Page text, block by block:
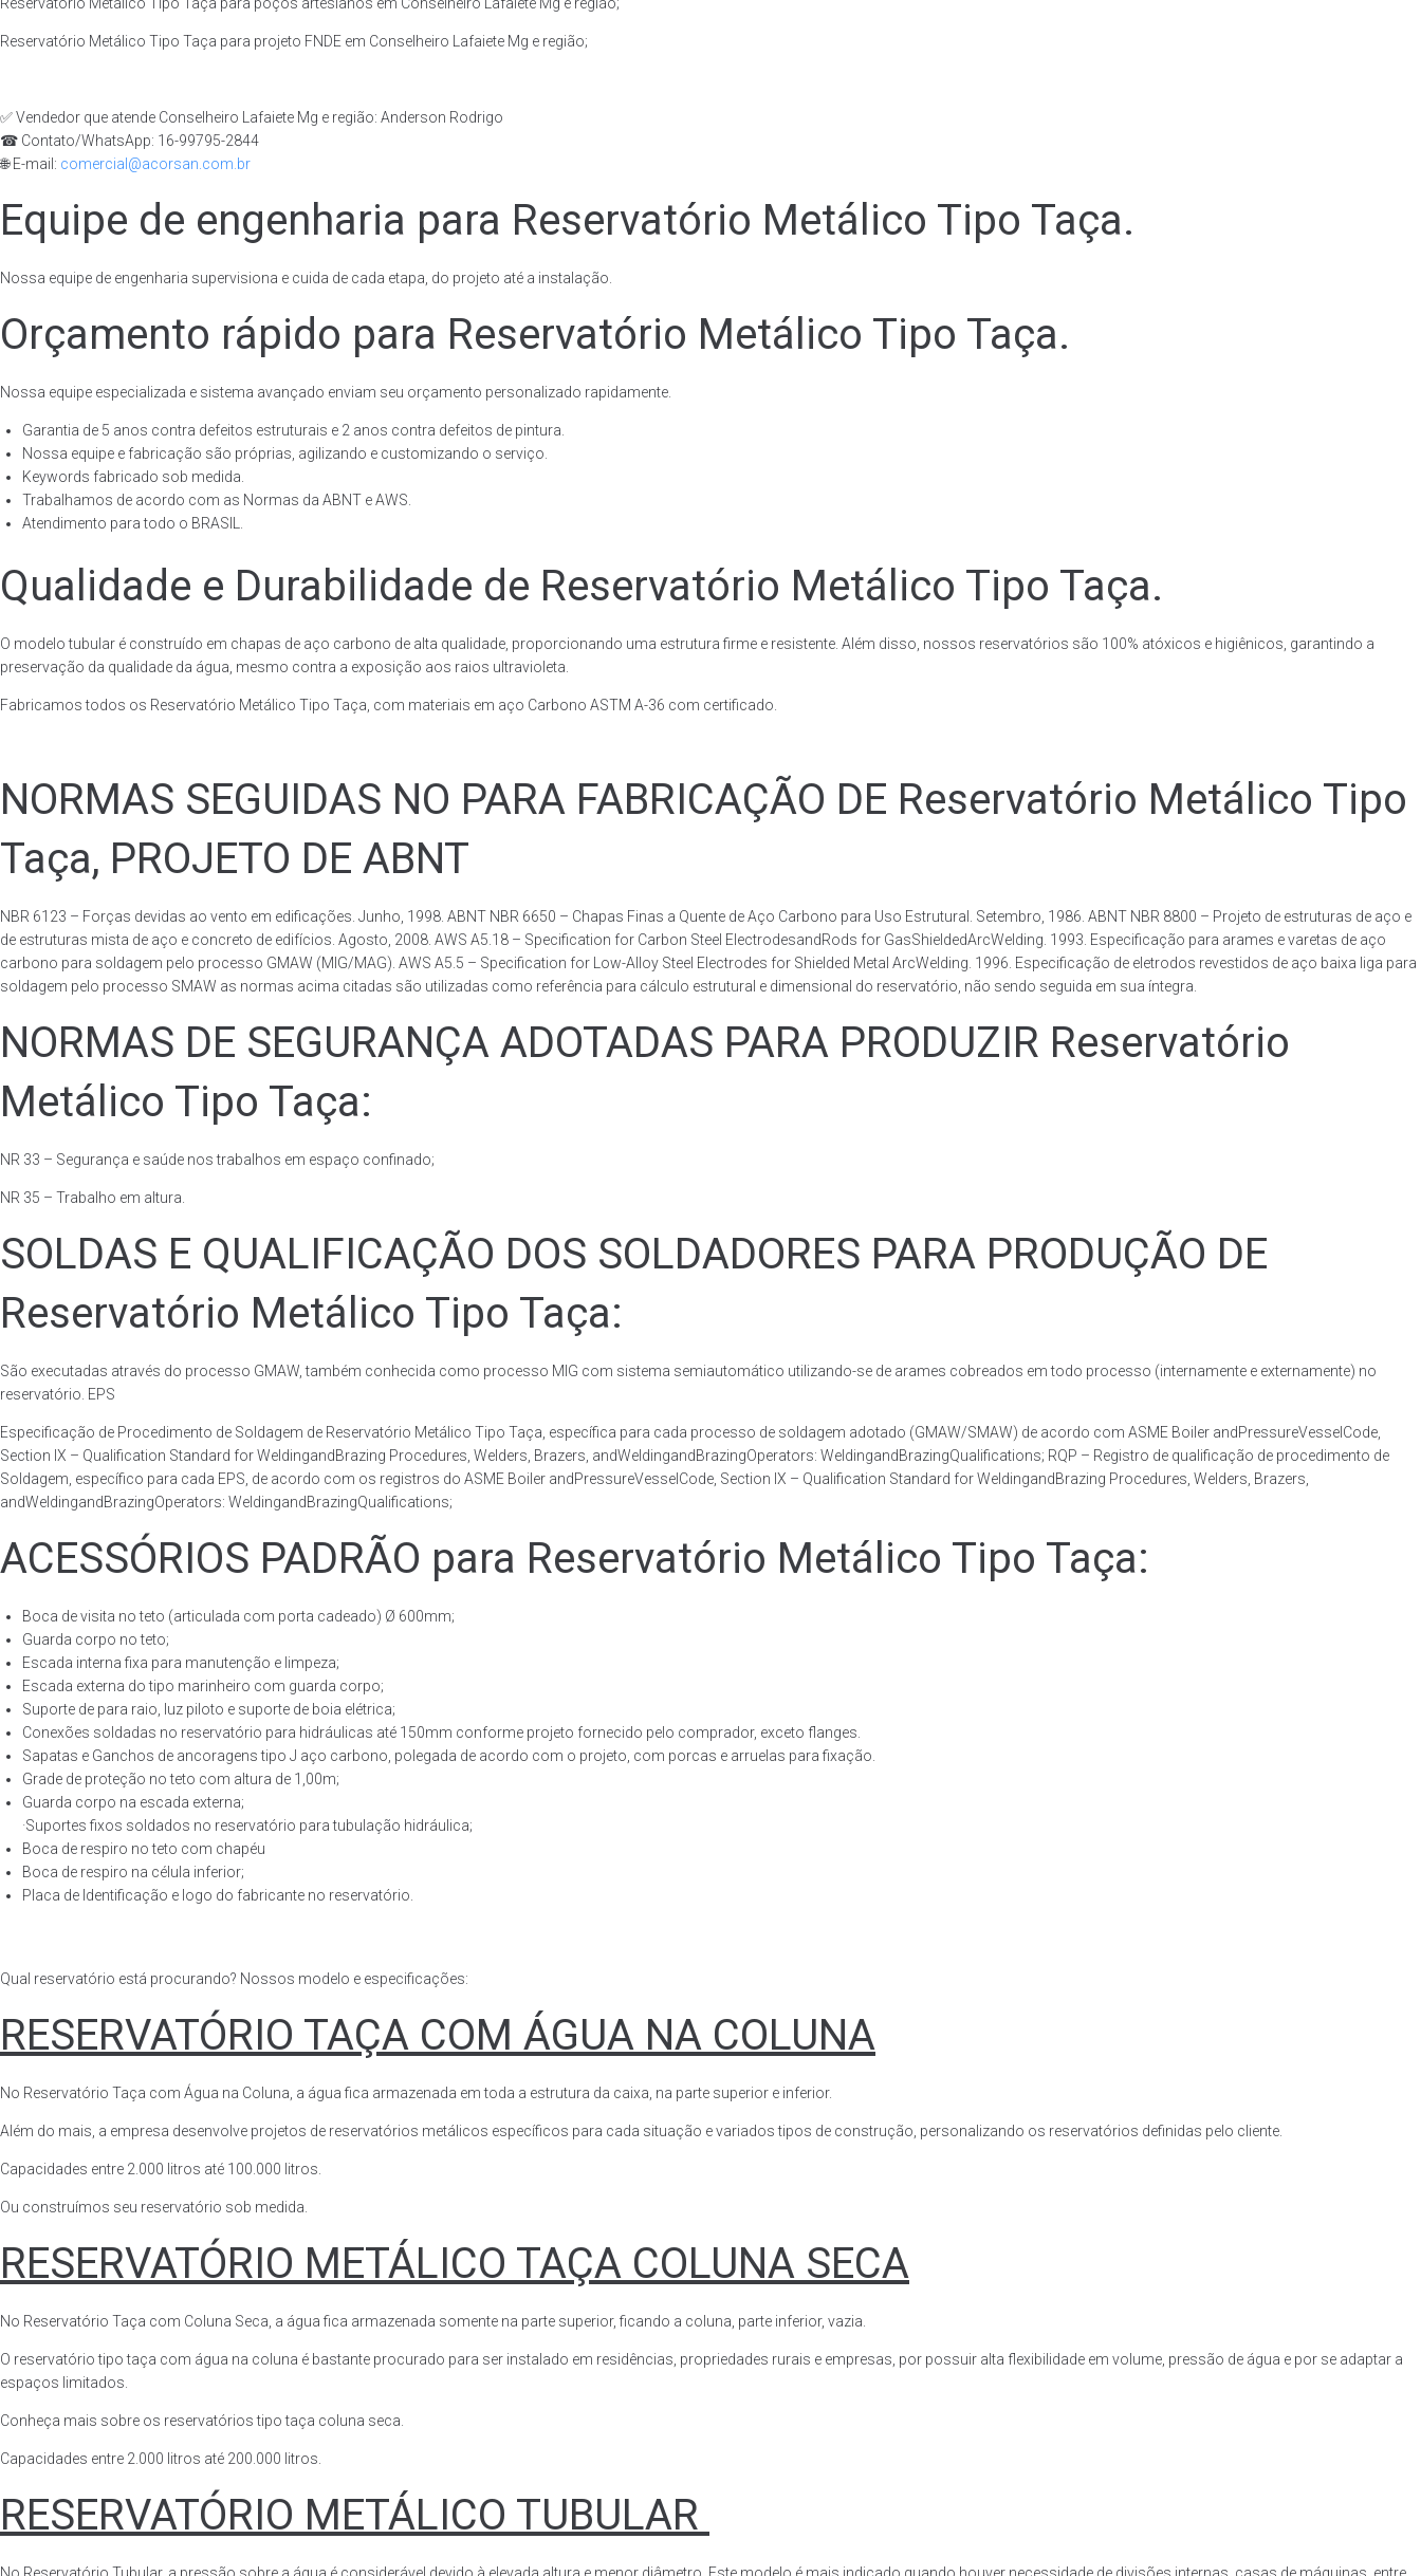
Reservatório Metálico Tipo Taça para projeto FNDE em Conselheiro Lafaiete Mg e região;
✅ Vendedor que atende Conselheiro Lafaiete Mg e região: Anderson Rodrigo
☎ Contato/WhatsApp: 16-99795-2844
🌐 E-mail: comercial@acorsan.com.br
Equipe de engenharia para Reservatório Metálico Tipo Taça.
Nossa equipe de engenharia supervisiona e cuida de cada etapa, do projeto até a instalação.
Orçamento rápido para Reservatório Metálico Tipo Taça.
Nossa equipe especializada e sistema avançado enviam seu orçamento personalizado rapidamente.
Garantia de 5 anos contra defeitos estruturais e 2 anos contra defeitos de pintura.
Nossa equipe e fabricação são próprias, agilizando e customizando o serviço.
Keywords fabricado sob medida.
Trabalhamos de acordo com as Normas da ABNT e AWS.
Atendimento para todo o BRASIL.
Qualidade e Durabilidade de Reservatório Metálico Tipo Taça.
O modelo tubular é construído em chapas de aço carbono de alta qualidade, proporcionando uma estrutura firme e resistente. Além disso, nossos reservatórios são 100% atóxicos e higiênicos, garantindo a
preservação da qualidade da água, mesmo contra a exposição aos raios ultravioleta.
Fabricamos todos os Reservatório Metálico Tipo Taça, com materiais em aço Carbono ASTM A-36 com certificado.
NORMAS SEGUIDAS NO PARA FABRICAÇÃO DE Reservatório Metálico Tipo
Taça, PROJETO DE ABNT
NBR 6123 – Forças devidas ao vento em edificações. Junho, 1998. ABNT NBR 6650 – Chapas Finas a Quente de Aço Carbono para Uso Estrutural. Setembro, 1986. ABNT NBR 8800 – Projeto de estruturas de aço e
de estruturas mista de aço e concreto de edifícios. Agosto, 2008. AWS A5.18 – Specification for Carbon Steel ElectrodesandRods for GasShieldedArcWelding. 1993. Especificação para arames e varetas de aço
carbono para soldagem pelo processo GMAW (MIG/MAG). AWS A5.5 – Specification for Low-Alloy Steel Electrodes for Shielded Metal ArcWelding. 1996. Especificação de eletrodos revestidos de aço baixa liga para
soldagem pelo processo SMAW as normas acima citadas são utilizadas como referência para cálculo estrutural e dimensional do reservatório, não sendo seguida em sua íntegra.
NORMAS DE SEGURANÇA ADOTADAS PARA PRODUZIR Reservatório
Metálico Tipo Taça:
NR 33 – Segurança e saúde nos trabalhos em espaço confinado;
NR 35 – Trabalho em altura.
SOLDAS E QUALIFICAÇÃO DOS SOLDADORES PARA PRODUÇÃO DE
Reservatório Metálico Tipo Taça:
São executadas através do processo GMAW, também conhecida como processo MIG com sistema semiautomático utilizando-se de arames cobreados em todo processo (internamente e externamente) no
reservatório. EPS
Especificação de Procedimento de Soldagem de Reservatório Metálico Tipo Taça, específica para cada processo de soldagem adotado (GMAW/SMAW) de acordo com ASME Boiler andPressureVesselCode,
Section IX – Qualification Standard for WeldingandBrazing Procedures, Welders, Brazers, andWeldingandBrazingOperators: WeldingandBrazingQualifications; RQP – Registro de qualificação de procedimento de
Soldagem, específico para cada EPS, de acordo com os registros do ASME Boiler andPressureVesselCode, Section IX – Qualification Standard for WeldingandBrazing Procedures, Welders, Brazers,
andWeldingandBrazingOperators: WeldingandBrazingQualifications;
ACESSÓRIOS PADRÃO para Reservatório Metálico Tipo Taça:
Boca de visita no teto (articulada com porta cadeado) Ø 600mm;
Guarda corpo no teto;
Escada interna fixa para manutenção e limpeza;
Escada externa do tipo marinheiro com guarda corpo;
Suporte de para raio, luz piloto e suporte de boia elétrica;
Conexões soldadas no reservatório para hidráulicas até 150mm conforme projeto fornecido pelo comprador, exceto flanges.
Sapatas e Ganchos de ancoragens tipo J aço carbono, polegada de acordo com o projeto, com porcas e arruelas para fixação.
Grade de proteção no teto com altura de 1,00m;
Guarda corpo na escada externa;
·Suportes fixos soldados no reservatório para tubulação hidráulica;
Boca de respiro no teto com chapéu
Boca de respiro na célula inferior;
Placa de Identificação e logo do fabricante no reservatório.
Qual reservatório está procurando? Nossos modelo e especificações:
RESERVATÓRIO TAÇA COM ÁGUA NA COLUNA
No Reservatório Taça com Água na Coluna, a água fica armazenada em toda a estrutura da caixa, na parte superior e inferior.
Além do mais, a empresa desenvolve projetos de reservatórios metálicos específicos para cada situação e variados tipos de construção, personalizando os reservatórios definidas pelo cliente.
Capacidades entre 2.000 litros até 100.000 litros.
Ou construímos seu reservatório sob medida.
RESERVATÓRIO METÁLICO TAÇA COLUNA SECA
No Reservatório Taça com Coluna Seca, a água fica armazenada somente na parte superior, ficando a coluna, parte inferior, vazia.
O reservatório tipo taça com água na coluna é bastante procurado para ser instalado em residências, propriedades rurais e empresas, por possuir alta flexibilidade em volume, pressão de água e por se adaptar a
espaços limitados.
Conheça mais sobre os reservatórios tipo taça coluna seca.
Capacidades entre 2.000 litros até 200.000 litros.
RESERVATÓRIO METÁLICO TUBULAR